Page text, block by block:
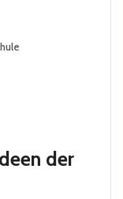
der